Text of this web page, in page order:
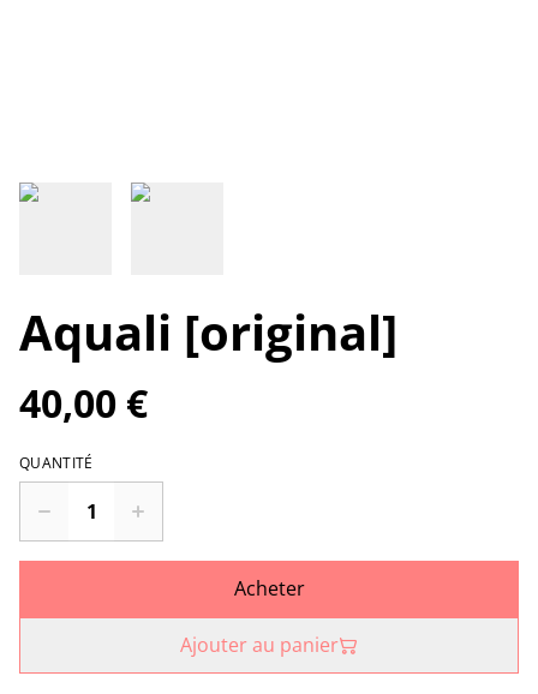
Aquali [original]
40,00 €
QUANTITÉ
Acheter
Ajouter au panier